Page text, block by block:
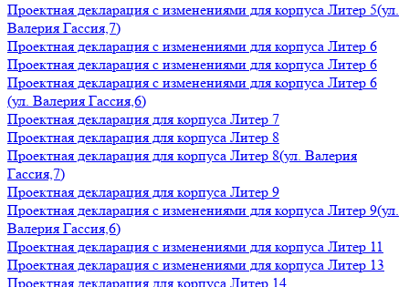
Проектная декларация с изменениями для корпуса Литер 5(ул.
Валерия Гассия,7)
Проектная декларация с изменениями для корпуса Литер 6
Проектная декларация с изменениями для корпуса Литер 6
Проектная декларация с изменениями для корпуса Литер 6
(ул. Валерия Гассия,6)
Проектная декларация для корпуса Литер 7
Проектная декларация для корпуса Литер 8
Проектная декларация для корпуса Литер 8(ул. Валерия
Гассия,7)
Проектная декларация для корпуса Литер 9
Проектная декларация с изменениями для корпуса Литер 9(ул.
Валерия Гассия,6)
Проектная декларация с изменениями для корпуса Литер 11
Проектная декларация с изменениями для корпуса Литер 13
Проектная декларация для корпуса Литер 14